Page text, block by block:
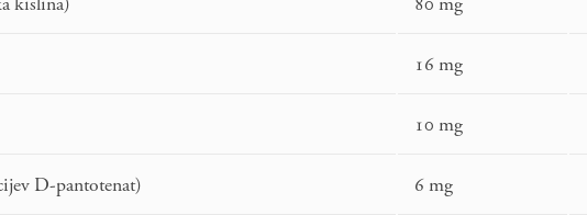
16 mg
10 mg
D-pantotenat) 6 mg